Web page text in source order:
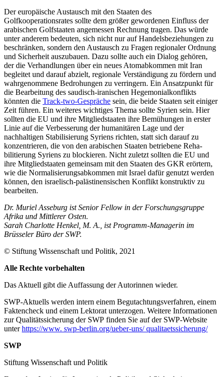
Der europäische Austausch mit den Staa­ten des
Golfkooperationsrates sollte dem größer gewordenen Einfluss der
arabischen Golfstaaten angemessen Rechnung tragen. Das würde
unter anderem bedeuten, sich nicht nur auf Handelsbeziehungen zu
beschränken, sondern den Austausch zu Fragen regionaler Ordnung
und Sicherheit auszubauen. Dazu sollte auch ein Dialog gehören,
der die Verhandlungen über ein neues Atomabkommen mit Iran
begleitet und darauf abzielt, regionale Verständigung zu fördern und
wahrgenommene Bedrohungen zu verringern. Ein Ansatzpunkt für
die Bearbeitung des saudisch-iranischen Hegemonialkonflikts
könnten die Track-two-Gespräche sein, die beide Staaten seit einiger
Zeit führen. Ein weite­res wichtiges Thema sollte Syrien sein. Hier
sollten die EU und ihre Mitgliedstaaten ihre Bemühungen in erster
Linie auf die Ver­besserung der humanitären Lage und der
nachhaltigen Stabilisierung Syriens richten, statt sich darauf zu
konzentrieren, die von den arabischen Staaten betriebene Reha­
bilitierung Syriens zu blockieren. Nicht zuletzt sollten die EU und
ihre Mitglied­staaten gemeinsam mit den Staaten des GKR erörtern,
wie die Normalisierungs­abkommen mit Israel dafür genutzt werden
können, den israelisch-palästinensischen Kon­flikt konstruktiv zu
bearbeiten.
Dr. Muriel Asseburg ist Senior Fellow in der Forschungsgruppe
Afrika und Mittlerer Osten.
Sarah Charlotte Henkel, M. A., ist Programm-Managerin im
Brüsseler Büro der SWP.
© Stiftung Wissenschaft und Politik, 2021
Alle Rechte vorbehalten
Das Aktuell gibt die Auf­fassung der Autorinnen wieder.
SWP-Aktuells werden intern einem Begutachtungsverfah­ren, einem
Faktencheck und einem Lektorat unterzogen. Weitere Informationen
zur Qualitätssicherung der SWP finden Sie auf der SWP-Website
unterhttps://www. swp-berlin.org/ueber-uns/ qualitaetssicherung/
SWP
Stiftung Wissenschaft und Politik